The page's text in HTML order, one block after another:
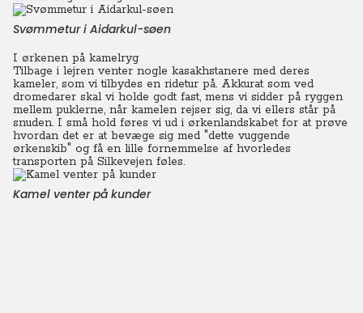
Svømmetur i Aidarkul-søen
I ørkenen på kamelryg
Tilbage i lejren venter nogle kasakhstanere med deres
kameler, som vi tilbydes en ridetur på. Akkurat som ved
dromedarer skal vi holde godt fast, mens vi sidder på ryggen
mellem puklerne, når kamelen rejser sig, da vi ellers står på
snuden. I små hold føres vi ud i ørkenlandskabet for at prøve
hvordan det er at bevæge sig med "dette vuggende
ørkenskib" og få en lille fornemmelse af hvorledes
transporten på Silkevejen føles.
Kamel venter på kunder